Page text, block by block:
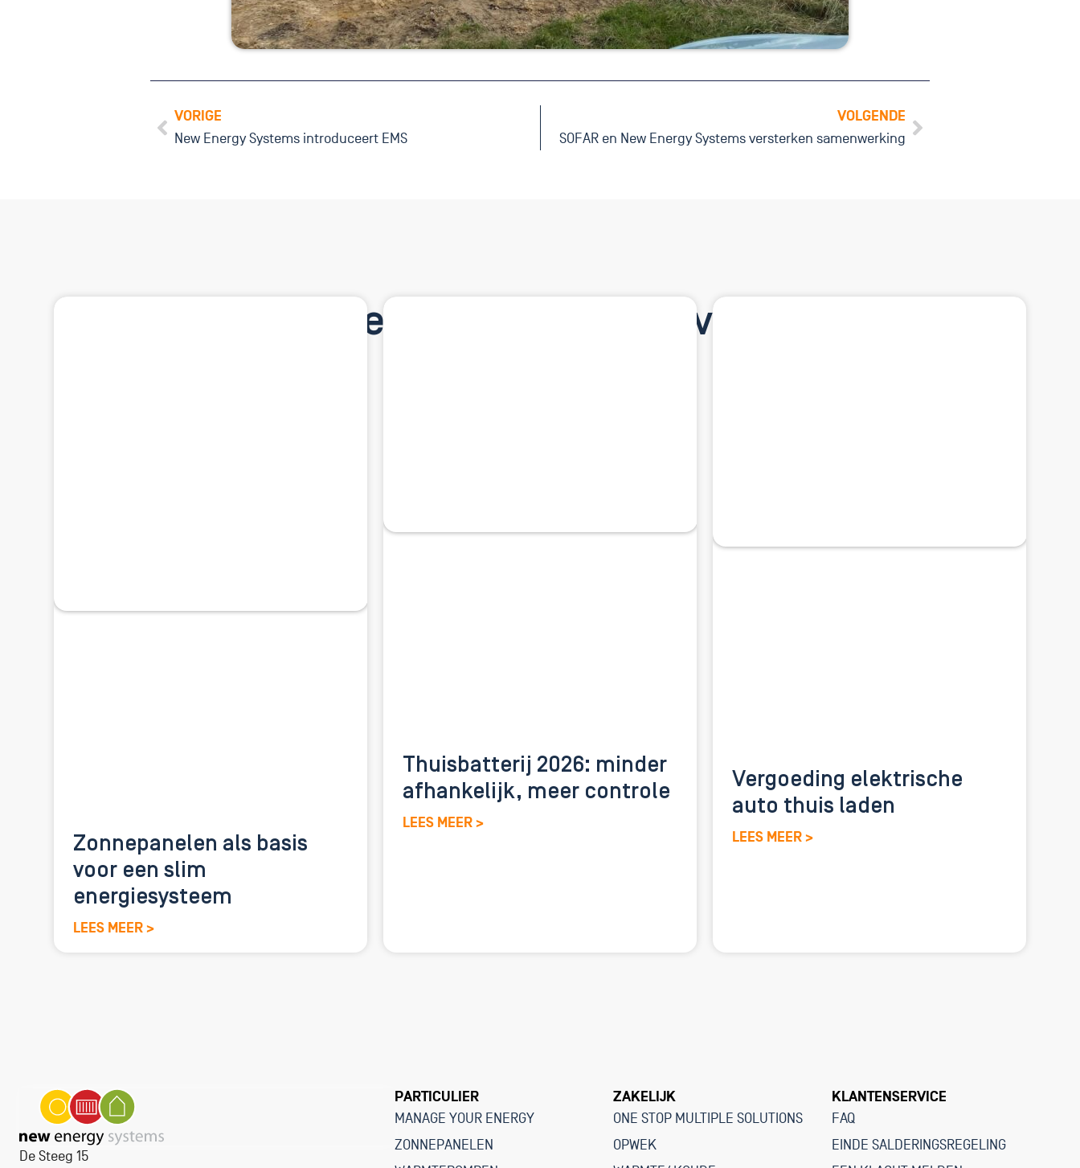
VORIGE
New Energy Systems introduceert EMS
VOLGENDE
SOFAR en New Energy Systems versterken samenwerking
Interessante artikelen voor u
Zonnepanelen als basis
voor een slim
energiesysteem
LEES MEER >
Thuisbatterij 2026: minder
afhankelijk, meer controle
LEES MEER >
Vergoeding elektrische
auto thuis laden
LEES MEER >
De Steeg 15
PARTICULIER
MANAGE YOUR ENERGY
ZONNEPANELEN
ZAKELIJK
ONE STOP MULTIPLE SOLUTIONS
OPWEK
KLANTENSERVICE
FAQ
EINDE SALDERINGSREGELING